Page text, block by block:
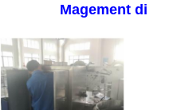
Magement di